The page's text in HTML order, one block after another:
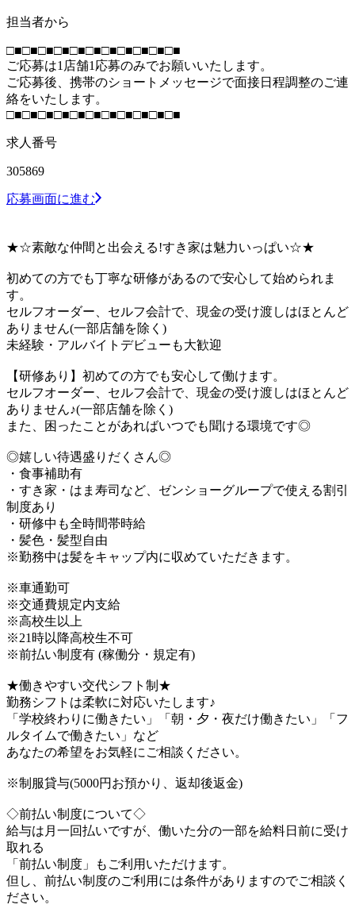
担当者から
□■□■□■□■□■□■□■□■□■□■□■
ご応募は1店舗1応募のみでお願いいたします。
ご応募後、携帯のショートメッセージで面接日程調整のご連
絡をいたします。
□■□■□■□■□■□■□■□■□■□■□■
求人番号
305869
応募画面に進む
★☆素敵な仲間と出会える!すき家は魅力いっぱい☆★
初めての方でも丁寧な研修があるので安心して始められま
す。
セルフオーダー、セルフ会計で、現金の受け渡しはほとんど
ありません(一部店舗を除く)
未経験・アルバイトデビューも大歓迎
【研修あり】初めての方でも安心して働けます。
セルフオーダー、セルフ会計で、現金の受け渡しはほとんど
ありません♪(一部店舗を除く)
また、困ったことがあればいつでも聞ける環境です◎
◎嬉しい待遇盛りだくさん◎
・食事補助有
・すき家・はま寿司など、ゼンショーグループで使える割引
制度あり
・研修中も全時間帯時給
・髪色・髪型自由
※勤務中は髪をキャップ内に収めていただきます。
※車通勤可
※交通費規定内支給
※高校生以上
※21時以降高校生不可
※前払い制度有 (稼働分・規定有)
★働きやすい交代シフト制★
勤務シフトは柔軟に対応いたします♪
「学校終わりに働きたい」「朝・夕・夜だけ働きたい」「フ
ルタイムで働きたい」など
あなたの希望をお気軽にご相談ください。
※制服貸与(5000円お預かり、返却後返金)
◇前払い制度について◇
給与は月一回払いですが、働いた分の一部を給料日前に受け
取れる
「前払い制度」もご利用いただけます。
但し、前払い制度のご利用には条件がありますのでご相談く
ださい。